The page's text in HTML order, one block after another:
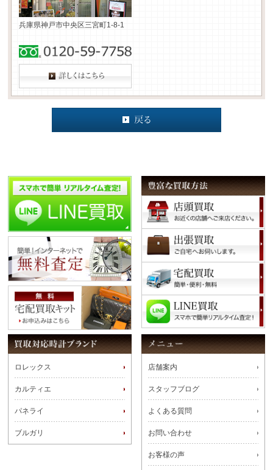
兵庫県神戸市中央区三宮町1-8-1
ロレックス
カルティエ
パネライ
ブルガリ
店舗案内
スタッフブログ
よくある質問
お問い合わせ
お客様の声